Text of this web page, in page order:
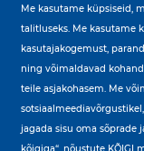
Me kasutame küpsiseid,
talitluseks. Me kasutame
kasutajakogemust,
ning võimaldavad
teile asjakohasem. Me
jagada sisu oma sõprade